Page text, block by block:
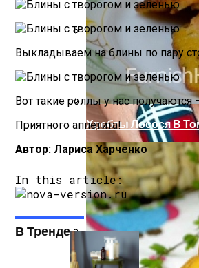
Какие Растения
Маникюр С
Хребты Лосося В
Выкладываем на блины по пару
Вот такие роллы у нас получаются
Приятного аппетита!
Автор: Лариса Харченко
In this article:
В Тренде